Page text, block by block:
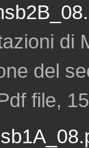
di
del
file,